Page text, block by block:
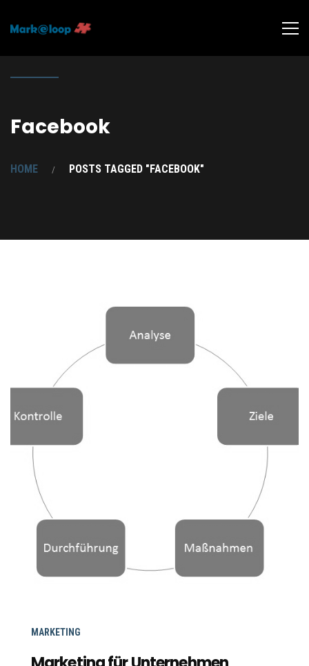
Facebook
HOME POSTS TAGGED "FACEBOOK"
MARKETING